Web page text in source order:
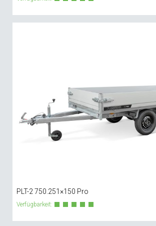
PLT-2 750.251×150 Pro
Verfügbarkeit: